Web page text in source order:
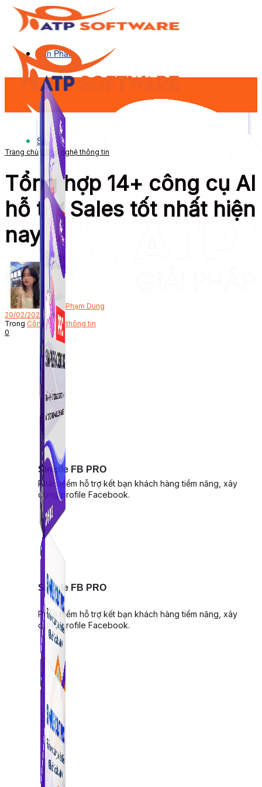
Sản Phẩm
Simple FB PRO
Phần mềm hỗ trợ kết bạn khách hàng tiềm năng, xây
dựng profile Facebook.
Sản Phẩm
Simple FB PRO
Phần mềm hỗ trợ kết bạn khách hàng tiềm năng, xây
dựng profile Facebook.
Trang chủ Công nghệ thông tin
Tổng hợp 14+ công cụ AI
hỗ trợ Sales tốt nhất hiện
nay
Bởi Phạm Dung
20/02/2023
Trong Công nghệ thông tin
0